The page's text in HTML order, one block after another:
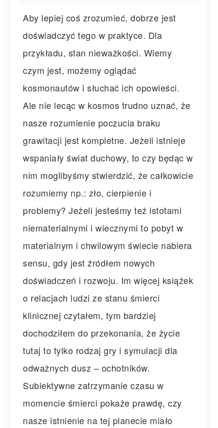
Aby lepiej coś zrozumieć, dobrze jest
doświadczyć tego w praktyce. Dla
przykładu, stan nieważkości. Wiemy
czym jest, możemy oglądać
kosmonautów i słuchać ich opowieści.
Ale nie lecąc w kosmos trudno uznać, że
nasze rozumienie poczucia braku
grawitacji jest kompletne. Jeżeli istnieje
wspaniały świat duchowy, to czy będąc w
nim moglibyśmy stwierdzić, że całkowicie
rozumiemy np.: zło, cierpienie i
problemy? Jeżeli jesteśmy też istotami
niematerialnymi i wiecznymi to pobyt w
materialnym i chwilowym świecie nabiera
sensu, gdy jest źródłem nowych
doświadczeń i rozwoju. Im więcej książek
o relacjach ludzi ze stanu śmierci
klinicznej czytałem, tym bardziej
dochodziłem do przekonania, że życie
tutaj to tylko rodzaj gry i symulacji dla
odważnych dusz – ochotników.
Subiektywne zatrzymanie czasu w
momencie śmierci pokaże prawdę, czy
nasze istnienie na tej planecie miało